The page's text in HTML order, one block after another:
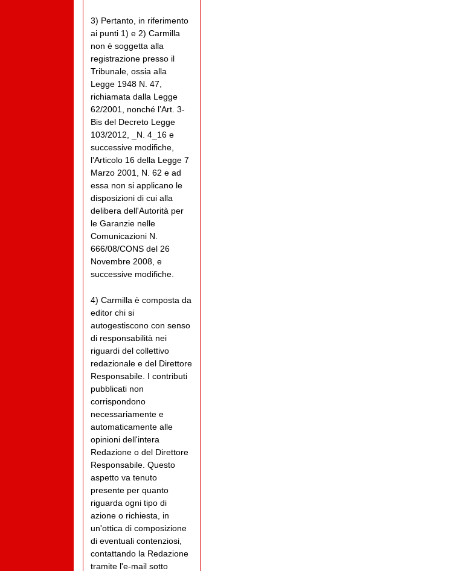
3) Pertanto, in riferimento
ai punti 1) e 2) Carmilla
non è soggetta alla
registrazione presso il
Tribunale, ossia alla
Legge 1948 N. 47,
richiamata dalla Legge
62/2001, nonché l’Art. 3-
Bis del Decreto Legge
103/2012, _N. 4_16 e
successive modifiche,
l’Articolo 16 della Legge 7
Marzo 2001, N. 62 e ad
essa non si applicano le
disposizioni di cui alla
delibera dell'Autorità per
le Garanzie nelle
Comunicazioni N.
666/08/CONS del 26
Novembre 2008, e
successive modifiche.
4) Carmilla è composta da
editor chi si
autogestiscono con senso
di responsabilità nei
riguardi del collettivo
redazionale e del Direttore
Responsabile. I contributi
pubblicati non
corrispondono
necessariamente e
automaticamente alle
opinioni dell'intera
Redazione o del Direttore
Responsabile. Questo
aspetto va tenuto
presente per quanto
riguarda ogni tipo di
azione o richiesta, in
un'ottica di composizione
di eventuali contenziosi,
contattando la Redazione
tramite l'e-mail sotto